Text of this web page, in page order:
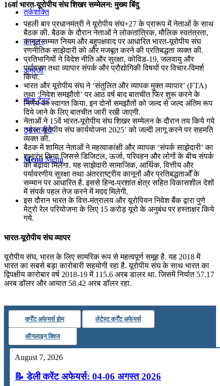
तर्कशक्ति
कंप्यूटर
अंग्रेजी
मॉक टेस्ट
टुडेज जीके
Menu Menu
16वां भारत-यूरोपीय संघ शिखर सम्मेलन: मुख्य बिंदु
पहली बार प्रधानमंत्री ने यूरोपीय संघ+27 के प्रारूप में नेताओं के साथ
बैठक की. बैठक के दौरान नेताओं ने लोकतांत्रिक, मौलिक स्वतंत्रता,
कानून सम्मत नियम और बहुपक्षवाद पर आधारित भारत-यूरोपीय संघ
रणनीतिक साझेदारी को और मजबूत करने की प्रतिबद्धता व्यक्त की.
प्रतिभागियों ने विदेश नीति और सुरक्षा, कोविड-19, जलवायु और
पर्यावरण तथा व्यापार संपर्क और प्रौद्योगिकी विषयों पर विचार-विमर्श
किया.
भारत और यूरोपीय संघ ने ‘संतुलित और व्यापक मुक्त व्यापार’ (FTA)
तथा ‘निवेश समझौतो’ पर आठ वर्ष बाद बातचीत फिर शुरू करने के
निर्णय का स्वागत किया. इन दोनों समझौतों को जल्द से जल्द अंतिम रूप
दिये जाने के लिए बातचीत जारी रखी जाएगी.
नेताओं ने 15वें भारत-यूरोपीय संघ शिखर सम्मेलन के दौरान तय किये गये
‘भारत यूरोपीय संघ कार्ययोजना 2025’ को जल्‍दी लागू करने पर सहमति
व्‍यक्त की.
बैठक में शामिल नेताओं ने महत्वाकांक्षी और व्यापक ‘संपर्क साझेदारी’ का
शुभारंभ किया जिससे डिजिटल, ऊर्जा, परिवहन और लोगों के बीच संपर्क
को बढ़ावा मिलेगा. यह साझेदारी सामाजिक, आर्थिक, वित्तीय और
पर्यावरणीय सुरक्षा तथा अंतरराष्ट्रीय कानूनों और प्रतिबद्धताओँ के
सम्मान पर आधारित है. इससे हिन्द-प्रशांत क्षेत्र सहित विकासशील देशों
में संपर्क पहल तेज करने में मदद मिलेगी.
इस दौरान भारत के वित्त-मंत्रालय और यूरोपियन निवेश बैंक द्वारा पुणे
मेट्रो रेल परियोजना के लिए 15 करोड़ यूरो के अनुबंध पर हस्ताक्षर किये
गये.
भारत-यूरोपीय संघ व्यापर
यूरोपीय संघ, भारत के लिए सामरिक रूप से महत्वपूर्ण समूह है. यह 2018 में
भारत का सबसे बड़ा कारोबारी सहयोगी रहा है. यूरोपीय संघ के साथ भारत का
द्विपक्षीय कारोबार वर्ष 2018-19 में 115.6 अरब डालर था. जिसमें निर्यात 57.17
अरब डॉलर और आयात 58.42 अरब डॉलर रहा.
कर्रेंट अफेयर्स होम लेटेस्ट कर्रेंट अफेयर्स
ऑनलाइन क्विज
August 7, 2026
📝 डेली करेंट अफेयर्स: 04-06 अगस्त 2026